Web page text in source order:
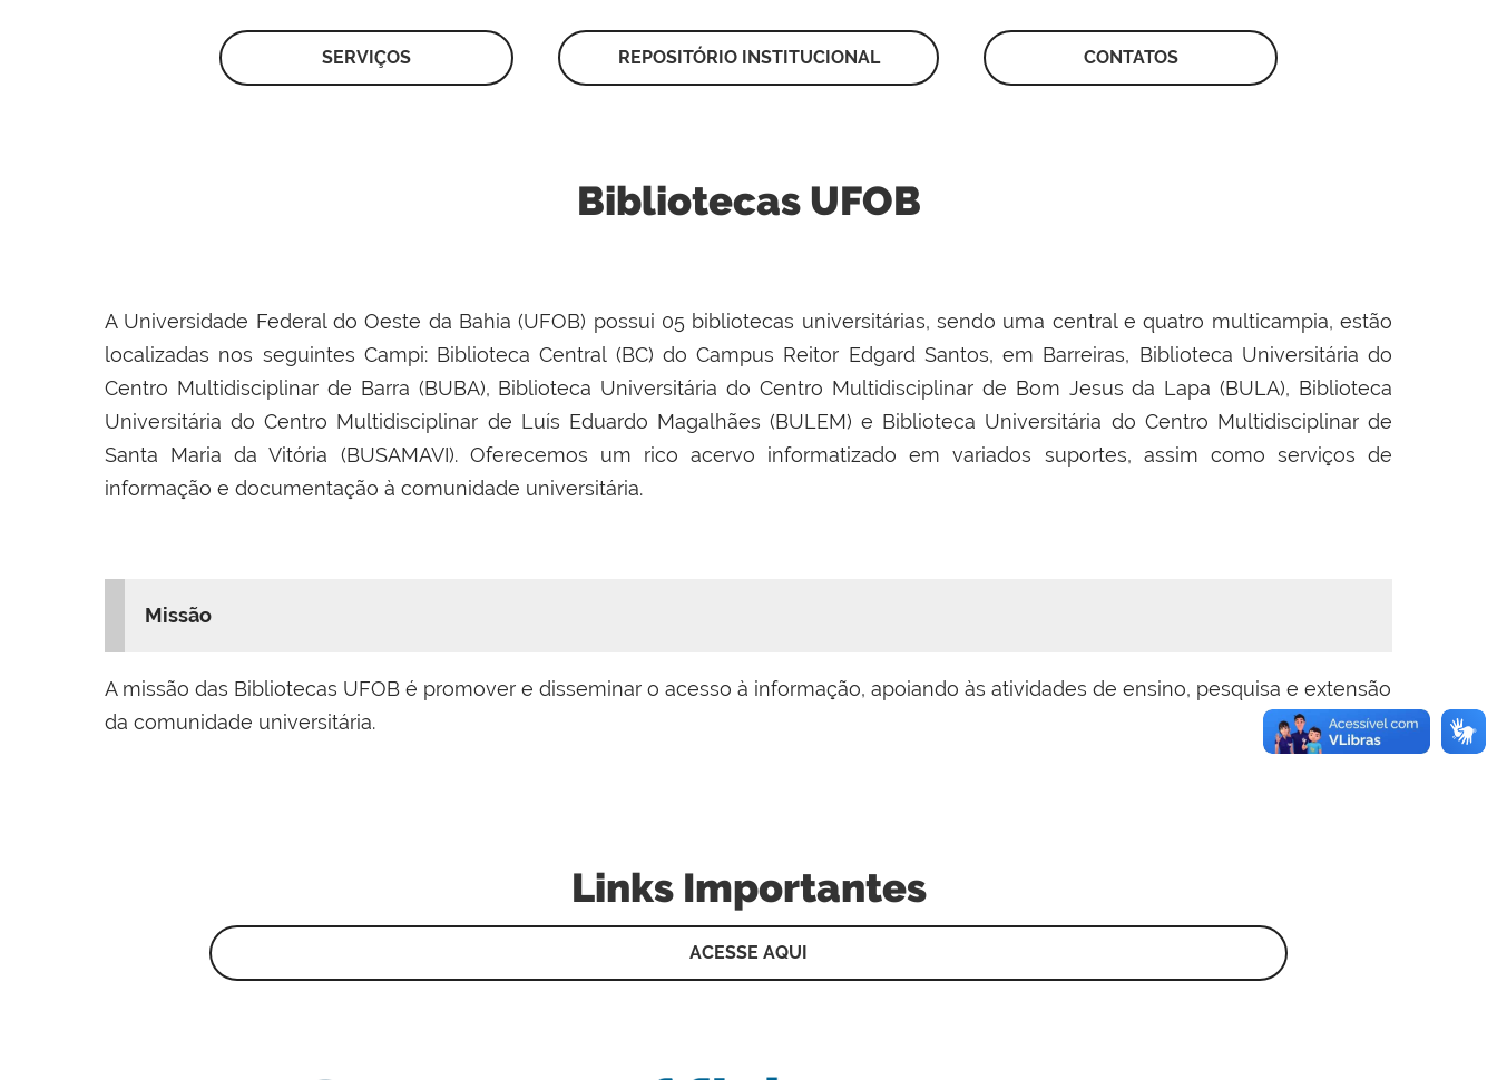
SERVIÇOS REPOSITÓRIO INSTITUCIONAL CONTATOS
Bibliotecas UFOB
A Universidade Federal do Oeste da Bahia (UFOB) possui 05 bibliotecas universitárias, sendo uma central e quatro multicampia, estão
localizadas nos seguintes Campi: Biblioteca Central (BC) do Campus Reitor Edgard Santos, em Barreiras, Biblioteca Universitária do
Centro Multidisciplinar de Barra (BUBA), Biblioteca Universitária do Centro Multidisciplinar de Bom Jesus da Lapa (BULA), Biblioteca
Universitária do Centro Multidisciplinar de Luís Eduardo Magalhães (BULEM) e Biblioteca Universitária do Centro Multidisciplinar de
Santa Maria da Vitória (BUSAMAVI). Oferecemos um rico acervo informatizado em variados suportes, assim como serviços de
informação e documentação à comunidade universitária.
Missão
A missão das Bibliotecas UFOB é promover e disseminar o acesso à informação, apoiando às atividades de ensino, pesquisa e extensão
da comunidade universitária.
Links Importantes
ACESSE AQUI